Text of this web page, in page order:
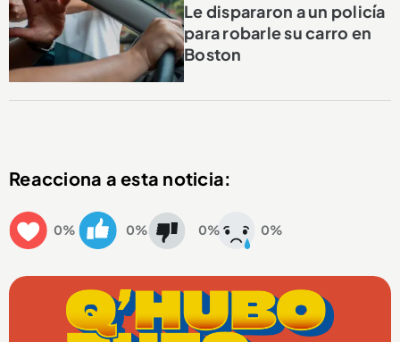
Le dispararon a un policía
para robarle su carro en
Boston
Reacciona a esta noticia:
0% 0% 0% 0%